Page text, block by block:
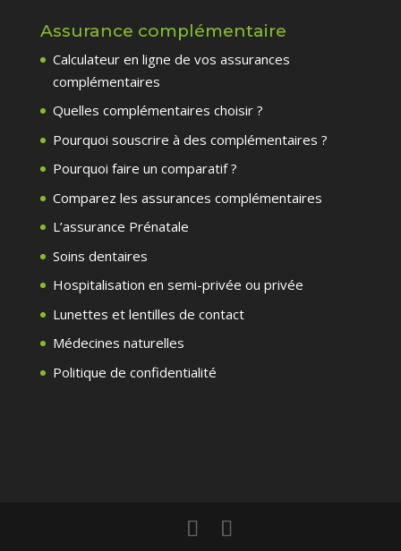
Assurance complémentaire
Calculateur en ligne de vos assurances
complémentaires
Quelles complémentaires choisir ?
Pourquoi souscrire à des complémentaires ?
Pourquoi faire un comparatif ?
Comparez les assurances complémentaires
L’assurance Prénatale
Soins dentaires
Hospitalisation en semi-privée ou privée
Lunettes et lentilles de contact
Médecines naturelles
Politique de confidentialité